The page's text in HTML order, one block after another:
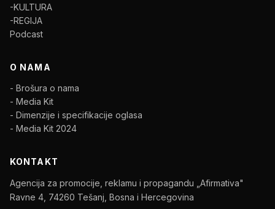
-KULTURA
-REGIJA
Podcast
O NAMA
- Brošura o nama
- Media Kit
- Dimenzije i specifikacije oglasa
- Media Kit 2024
KONTAKT
Agencija za promocije, reklamu i propagandu „Afirmativa"
Ravne 4, 74260 Tešanj, Bosna i Hercegovina